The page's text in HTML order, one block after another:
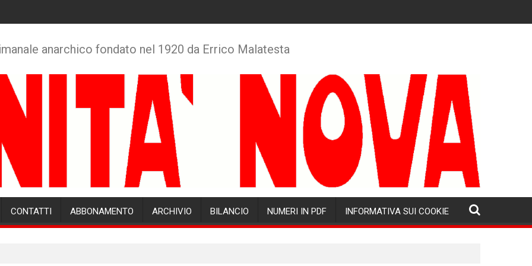
anarchico fondato nel 1920 da Errico Malatesta
CONTATTI ABBONAMENTO ARCHIVIO BILANCIO NUMERI IN PDF INFORMATIVA SUI COOKIE